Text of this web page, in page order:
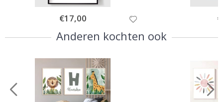
Special
Price
€17,00
Anderen kochten ook